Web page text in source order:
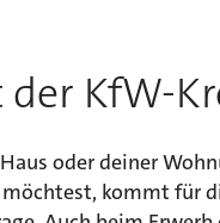
KfW-
oder deiner
kommt für